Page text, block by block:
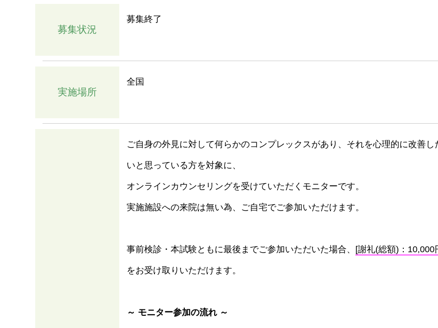
募集状況
募集終了
実施場所
全国
ご自身の外見に対して何らかのコンプレックスがあり、それを心理的に改善し
いと思っている方を対象に、
オンラインカウンセリングを受けていただくモニターです。
実施施設への来院は無い為、ご自宅でご参加いただけます。
事前検診・本試験ともに最後までご参加いただいた場合、 [謝礼(総額)：10,000
をお受け取りいただけます。
～ モニター参加の流れ ～